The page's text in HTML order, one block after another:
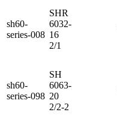
sh60-
series-008
SHR
6032-
16
2/1
sh60-
series-098
SH
6063-
20
2/2-2